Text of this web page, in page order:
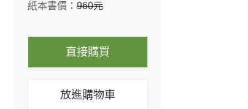
紙本書價：960元
直接購買
放進購物車